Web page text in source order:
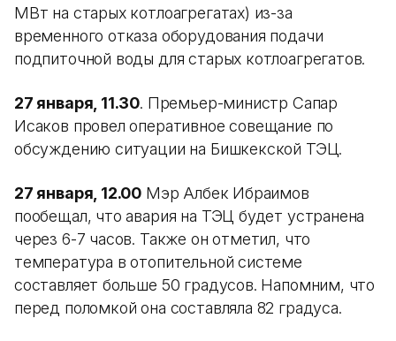
МВт на старых котлоагрегатах) из-за
временного отказа оборудования подачи
подпиточной воды для старых котлоагрегатов.
27 января, 11.30. Премьер-министр Сапар
Исаков провел оперативное совещание по
обсуждению ситуации на Бишкекской ТЭЦ.
27 января, 12.00 Мэр Албек Ибраимов
пообещал, что авария на ТЭЦ будет устранена
через 6-7 часов. Также он отметил, что
температура в отопительной системе
составляет больше 50 градусов. Напомним, что
перед поломкой она составляла 82 градуса.